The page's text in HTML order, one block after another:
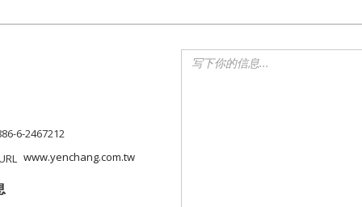
6-2467212
www.yenchang.com.tw